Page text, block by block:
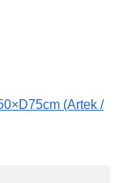
(Artek /